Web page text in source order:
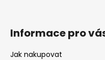
Informace pro
Jak nakupovat